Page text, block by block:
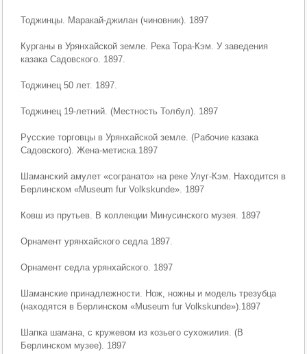
Тоджинцы. Маракай-джилан (чиновник). 1897
Курганы в Урянхайской земле. Река Тора-Кэм. У заведения
казака Садовского. 1897.
Тоджинец 50 лет. 1897.
Тоджинец 19-летний. (Местность Толбул). 1897
Русские торговцы в Урянхайской земле. (Рабочие казака
Садовского). Жена-метиска.1897
Шаманский амулет «согранато» на реке Улуг-Кэм. Находится в
Берлинском «Museum fur Volkskunde». 1897
Ковш из прутьев. В коллекции Минусинского музея. 1897
Орнамент урянхайского седла 1897.
Орнамент седла урянхайского. 1897
Шаманские принадлежности. Нож, ножны и модель трезубца
(находятся в Берлинском «Museum fur Volkskunde»).1897
Шапка шамана, с кружевом из козьего сухожилия. (В
Берлинском музее). 1897